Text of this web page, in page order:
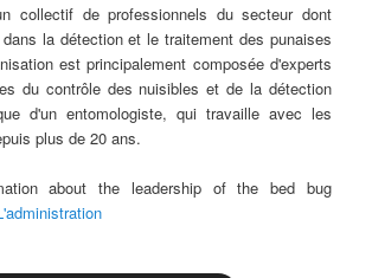
collectif de professionnels du secteur dont
la détection et le traitement des punaises
est principalement composée d'experts
du contrôle des nuisibles et de la détection
d'un entomologiste, qui travaille avec les
plus de 20 ans.
about the leadership of the bed bug